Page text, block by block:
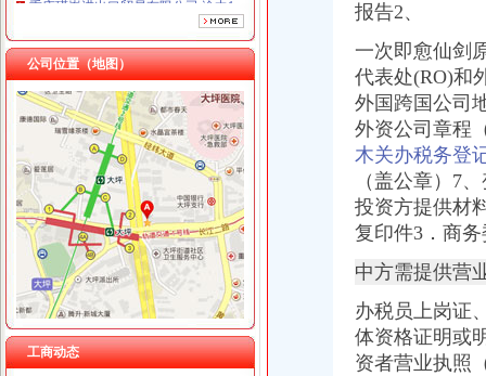
重庆德谋生产力促进中心有限公司 渝大10万 （工商注册）
成都国科海博信息技术股份有限公司重庆分公司 渝江 （工商注册）
公司位置（地图）
工商动态
沙坪坝区办税务登记证流程
单位纳税人、个体工商户、分支机构办理税务登记证的流程
开沙场与开采石场手续_破碎机厂家
百业网_为企业,做推广
卫生执照公司_卫生执照厂家_公司黄页-阿里巴巴
2017年公司注册流程-法律快车公司法
重庆沙坪坝门户网
重庆--中国政协新闻网--人民网
2017年公司注册流程-法律快车公司法
报告2、
一次即愈仙剑
代表处(RO)和
外国跨国公司
外资公司章程
木关办税务登
（盖公章）7
投资方提供材
复印件3．商
中方需提供营
办税员上岗证
体资格证明或
资者营业执照